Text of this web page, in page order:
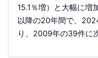
15.1％増）と大幅に
以降の20年間で、
り、2009年の39件に